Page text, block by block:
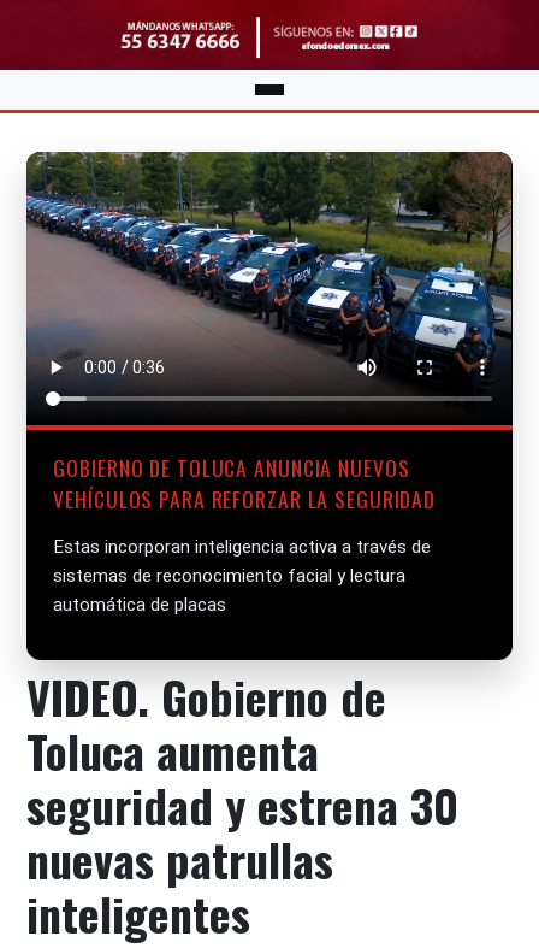
GOBIERNO DE TOLUCA ANUNCIA NUEVOS
VEHÍCULOS PARA REFORZAR LA SEGURIDAD
Estas incorporan inteligencia activa a través de
sistemas de reconocimiento facial y lectura
automática de placas
VIDEO. Gobierno de
Toluca aumenta
seguridad y estrena 30
nuevas patrullas
inteligentes